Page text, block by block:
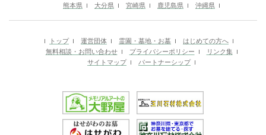
熊本県
大分県 宮崎県 鹿児島県 沖縄県
トップ 運営団体 霊園・墓地・お墓
はじめての方へ
無料相談・お問い合わせ
プライバシーポリシー
リンク集
サイトマップ
パートナーシップ